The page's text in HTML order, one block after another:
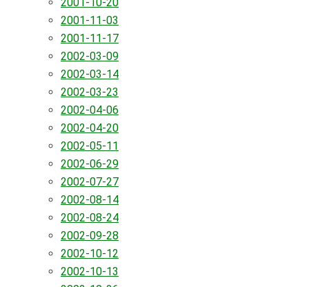
2001-11-03
2001-11-17
2002-03-09
2002-03-14
2002-03-23
2002-04-06
2002-04-20
2002-05-11
2002-06-29
2002-07-27
2002-08-14
2002-08-24
2002-09-28
2002-10-12
2002-10-13